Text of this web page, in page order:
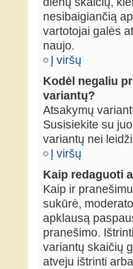
nesibaigiančią
vartotojai galės
naujo.
Į viršų
Kodėl negaliu
variantų?
Atsakymų
Susisiekite su
variantų nei
Į viršų
Kaip redaguoti
Kaip ir
sukūrė,
apklausą
pranešimo.
variantų skaičių
atveju ištrinti